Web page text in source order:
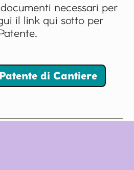
necessari per
il link qui sotto per
di Cantiere